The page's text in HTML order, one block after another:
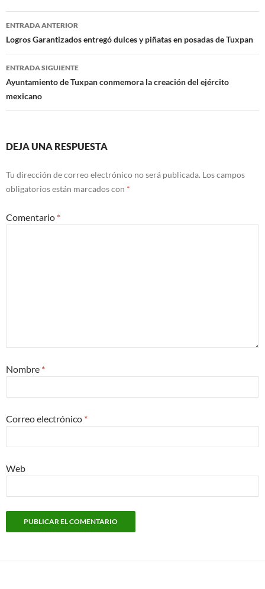
Navegación
de
entradas
ENTRADA ANTERIOR
Logros Garantizados entregó dulces y piñatas en posadas de Tuxpan
ENTRADA SIGUIENTE
Ayuntamiento de Tuxpan conmemora la creación del ejército
mexicano
DEJA UNA RESPUESTA
Tu dirección de correo electrónico no será publicada. Los campos
obligatorios están marcados con *
Comentario *
Nombre *
Correo electrónico *
Web